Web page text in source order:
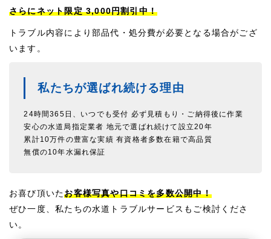
さらにネット限定 3,000円割引中！
トラブル内容により部品代・処分費が必要となる場合がござ
います。
私たちが選ばれ続ける理由
24時間365日、いつでも受付 必ず見積もり・ご納得後に作業
安心の水道局指定業者 地元で選ばれ続けて設立20年
累計10万件の豊富な実績 有資格者多数在籍で高品質
無償の10年水漏れ保証
お喜び頂いたお客様写真や口コミを多数公開中！
ぜひ一度、私たちの水道トラブルサービスもご検討くださ
い。